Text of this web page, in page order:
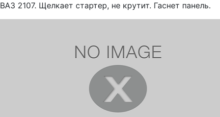
ВАЗ 2107. Щелкает стартер, не крутит. Гаснет панель.